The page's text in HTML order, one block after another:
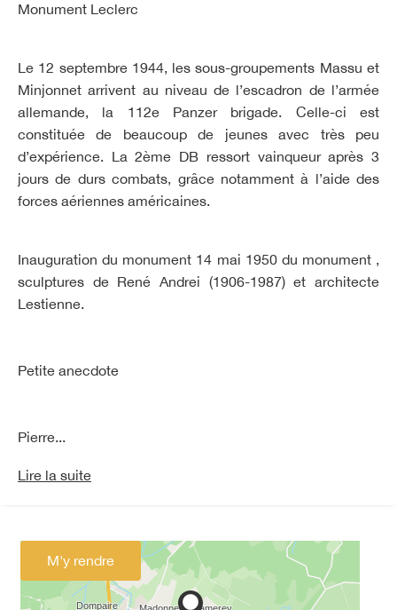
Monument Leclerc
Le 12 septembre 1944, les sous-groupements Massu et
Minjonnet arrivent au niveau de l’escadron de l’armée
allemande, la 112e Panzer brigade. Celle-ci est
constituée de beaucoup de jeunes avec très peu
d’expérience. La 2ème DB ressort vainqueur après 3
jours de durs combats, grâce notamment à l’aide des
forces aériennes américaines.
Inauguration du monument 14 mai 1950 du monument ,
sculptures de René Andrei (1906-1987) et architecte
Lestienne.
Petite anecdote
Pierre...
Lire la suite
M'y rendre